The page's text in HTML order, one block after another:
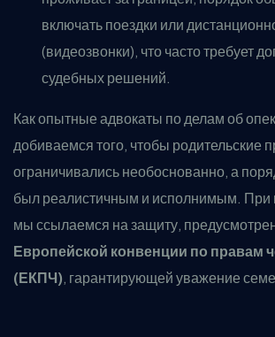
включать поездки или
(видеозвонки), что часто требует
судебных решений.
Как опытные адвокаты по делам об
добиваемся того, чтобы родительские
ограничивались необоснованно, а
был реалистичным и исполнимым. При
мы ссылаемся на защиту,
Европейской конвенции по правам
(ЕКПЧ), гарантирующей уважение